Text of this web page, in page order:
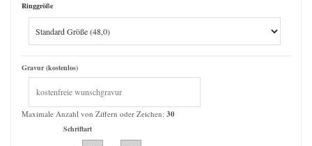
Ringgröße
Gravur (kostenlos)
Maximale Anzahl von Ziffern oder Zeichen: 30
Schriftart